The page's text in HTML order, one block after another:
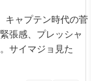
キャプテン時代の菅
張感、プレッシャ
サイマジョ見た